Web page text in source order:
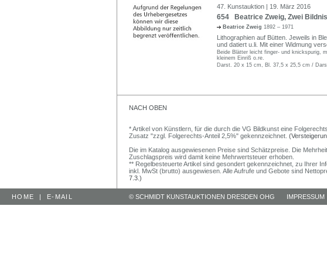
47. Kunstauktion | 19. März 2016
654 Beatrice Zweig, Zwei
Beatrice Zweig 1892 – 1971
Lithographien auf Bütten. Jeweils in
und datiert u.li. Mit einer Widmung
Beide Blätter leicht finger- und knickspurig,
kleinem Einriß o.re.
Darst. 20 x 15 cm, Bl. 37,5 x 25,5 cm /
NACH OBEN
* Artikel von Künstlern, für die durch die VG Bildkunst eine
Zusatz "zzgl. Folgerechts-Anteil 2,5%" gekennzeichnet.
Die im Katalog ausgewiesenen Preise sind Schätzpreise. Die
Zuschlagspreis wird damit keine Mehrwertsteuer erhoben.
** Regelbesteuerte Artikel sind gesondert gekennzeichnet, zu Ihrer
inkl. MwSt (brutto) ausgewiesen. Alle Aufrufe und Gebote sind
7.3.)
HOME | E-MAIL © SCHMIDT KUNSTAUKTIONEN DRESDEN OHG IMPRESSUM